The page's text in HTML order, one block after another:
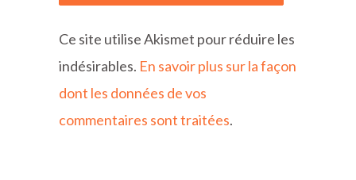
Ce site utilise Akismet pour réduire les
indésirables. En savoir plus sur la façon
dont les données de vos
commentaires sont traitées.